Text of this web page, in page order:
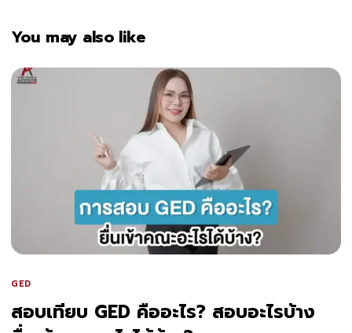
You may also like
GED
สอบเทียบ GED คืออะไร? สอบอะไรบ้าง